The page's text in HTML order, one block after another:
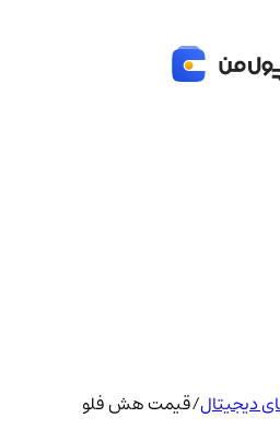
دیجیتال/قیمت هش فلو